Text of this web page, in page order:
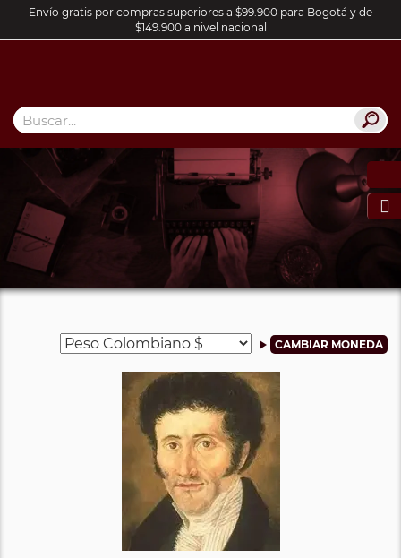
Envío gratis por compras superiores a $99.900 para Bogotá y de
$149.900 a nivel nacional
